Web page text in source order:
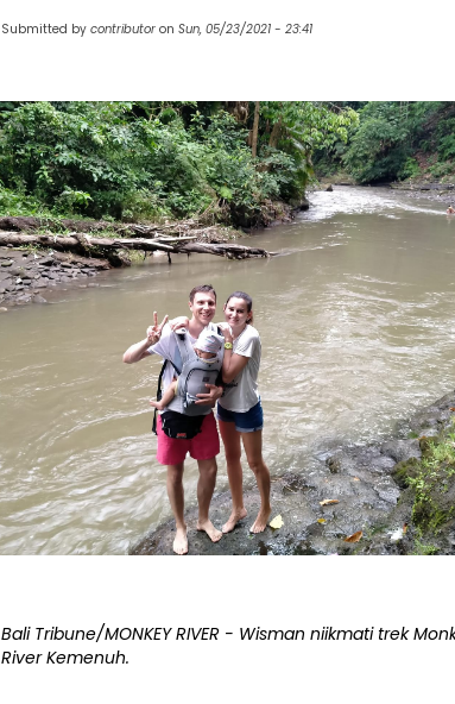
Submitted by contributor on Sun, 05/23/2021 - 23:41
Bali Tribune/MONKEY RIVER - Wisman niikmati trek
River Kemenuh.